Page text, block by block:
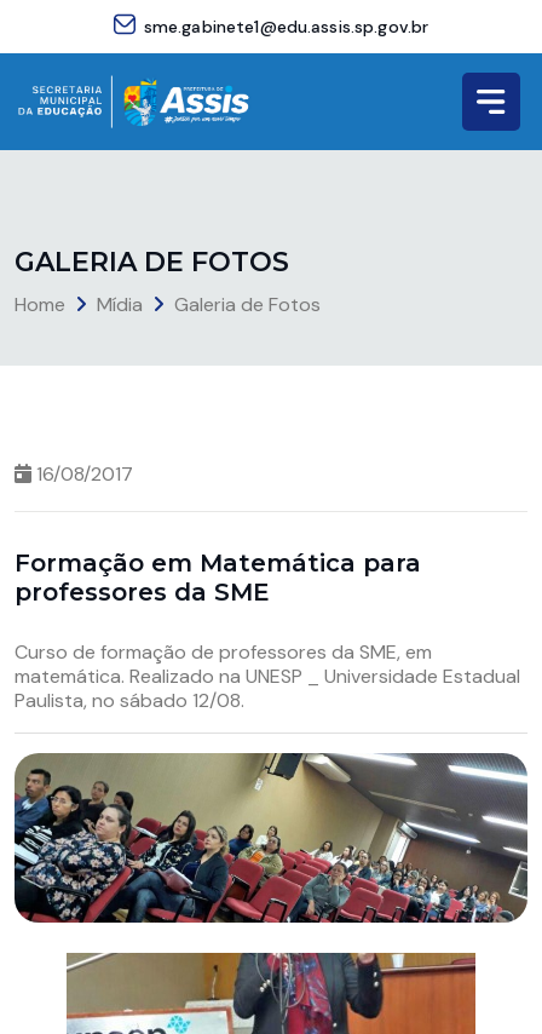
sme.gabinete1@edu.assis.sp.gov.br
GALERIA DE FOTOS
Home Mídia Galeria de Fotos
16/08/2017
Formação em Matemática para
professores da SME
Curso de formação de professores da SME, em
matemática. Realizado na UNESP _ Universidade Estadual
Paulista, no sábado 12/08.